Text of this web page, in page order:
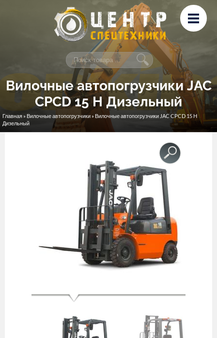
Перейти к основному содержанию
Лизинг
Сервис и ремонт
Контакты
Вилочные автопогрузчики JAC
CPCD 15 H Дизельный
Вы здесь
Главная » Вилочные автопогрузчики » Вилочные автопогрузчики JAC CPCD 15 H
Дизельный